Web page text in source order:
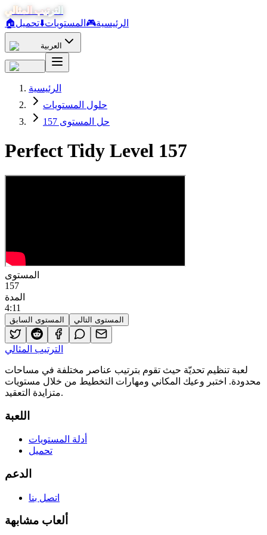
الترتيب المثالي
🏠
الرئيسية🎮 المستويات⬇️تحميل
العربية
الرئيسية
حلول المستويات
حل المستوى 157
Perfect Tidy Level 157
المستوى
157
المدة
4:11
المستوى السابق المستوى التالي
الترتيب المثالي
لعبة تنظيم تحديّة حيث تقوم بترتيب عناصر مختلفة في مساحات
محدودة. اختبر وعيك المكاني ومهارات التخطيط من خلال مستويات
متزايدة التعقيد.
اللعبة
أدلة المستويات
تحميل
الدعم
اتصل بنا
ألعاب مشابهة